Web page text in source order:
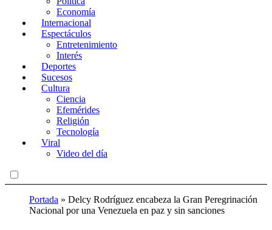
Economía
Internacional
Espectáculos
Entretenimiento
Interés
Deportes
Sucesos
Cultura
Ciencia
Efemérides
Religión
Tecnología
Viral
Video del día
Portada » Delcy Rodríguez encabeza la Gran Peregrinación
Nacional por una Venezuela en paz y sin sanciones